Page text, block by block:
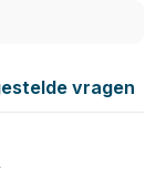
vragen